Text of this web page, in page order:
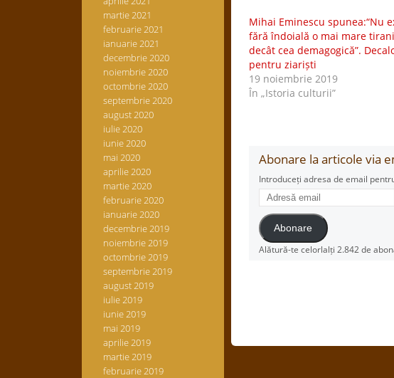
martie 2021
februarie 2021
ianuarie 2021
decembrie 2020
noiembrie 2020
octombrie 2020
septembrie 2020
august 2020
iulie 2020
iunie 2020
mai 2020
aprilie 2020
martie 2020
februarie 2020
ianuarie 2020
decembrie 2019
noiembrie 2019
octombrie 2019
septembrie 2019
august 2019
iulie 2019
iunie 2019
mai 2019
aprilie 2019
martie 2019
februarie 2019
Mihai Eminescu spunea:“Nu
fără îndoială o mai mare
decât cea demagogică”.
pentru ziariști
19 noiembrie 2019
În „Istoria culturii”
Abonare la articole via
Introduceți adresa de email
Adresă
email
Abonare
Alătură-te celorlalți 2.842 de